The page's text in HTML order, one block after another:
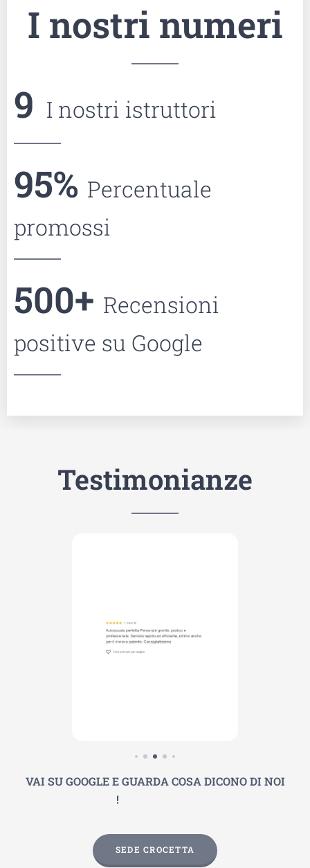
I nostri numeri
9 I nostri istruttori
95% Percentuale
promossi
500+ Recensioni
positive su Google
Testimonianze
VAI SU GOOGLE E GUARDA COSA DICONO DI NOI
!
SEDE CROCETTA